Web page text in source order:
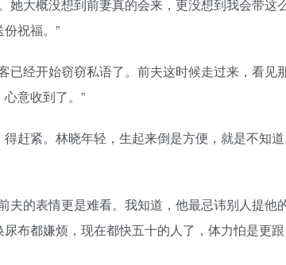
大概没想到前妻真的会来，更没想到我会带这
祝福。”
经开始窃窃私语了。前夫这时候走过来，看见
意收到了。”
赶紧。林晓年轻，生起来倒是方便，就是不知道
的表情更是难看。我知道，他最忌讳别人提他
布都嫌烦，现在都快五十的人了，体力怕是更跟